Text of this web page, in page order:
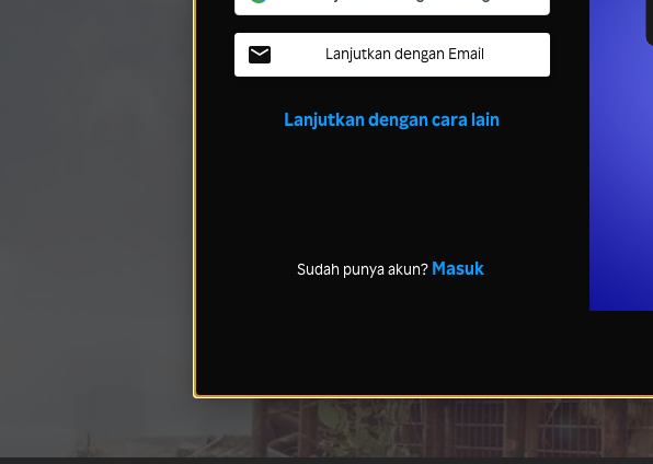
Lanjutkan dengan Email
Lanjutkan dengan cara lain
Sudah punya akun? Masuk